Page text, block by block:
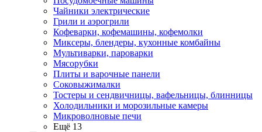
Чайники электрические
Грили и аэрогрили
Кофеварки, кофемашины, кофемолки
Миксеры, блендеры, кухонные комбайны
Мультиварки, пароварки
Мясорубки
Плиты и варочные панели
Соковыжималки
Тостеры и сендвичницы, вафельницы, блинницы
Холодильники и морозильные камеры
Микроволновые печи
Ещё 13